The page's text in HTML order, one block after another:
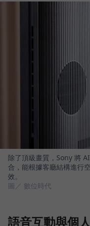
除了頂級畫質，Sony 將
合，能根據客廳結構進行
效。
圖／ 數位時代
語音互動與個